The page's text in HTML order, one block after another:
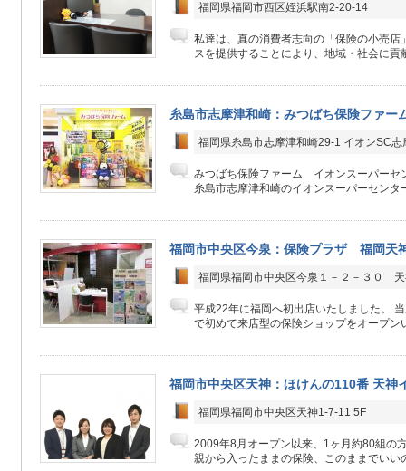
福岡県福岡市西区姪浜駅南2-20-14
私達は、真の消費者志向の「保険の小売店
スを提供することにより、地域・社会に貢
糸島市志摩津和崎：みつばち保険ファー
福岡県糸島市志摩津和崎29-1 イオンSC志
みつばち保険ファーム イオンスーパーセ
糸島市志摩津和崎のイオンスーパーセンタ
福岡市中央区今泉：保険プラザ 福岡天
福岡県福岡市中央区今泉１－２－３０
平成22年に福岡へ初出店いたしました。
で初めて来店型の保険ショップをオープン
福岡市中央区天神：ほけんの110番 天神
福岡県福岡市中央区天神1-7-11 5F
2009年8月オープン以来、1ヶ月約80組の
親から入ったままの保険、このままでいい